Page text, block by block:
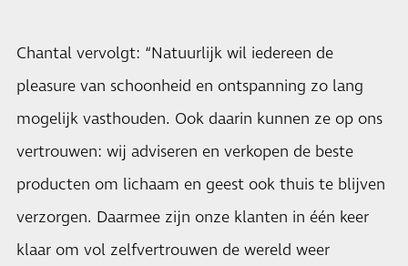
Chantal vervolgt: “Natuurlijk wil iedereen de
pleasure van schoonheid en ontspanning zo lang
mogelijk vasthouden. Ook daarin kunnen ze op ons
vertrouwen: wij adviseren en verkopen de beste
producten om lichaam en geest ook thuis te blijven
verzorgen. Daarmee zijn onze klanten in één keer
klaar om vol zelfvertrouwen de wereld weer